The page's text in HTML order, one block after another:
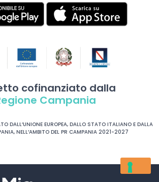
cofinanziato dalla
Campania
DALL’UNIONE EUROPEA, DALLO STATO ITALIANO E DALLA
NELL’AMBITO DEL PR CAMPANIA 2021-2027